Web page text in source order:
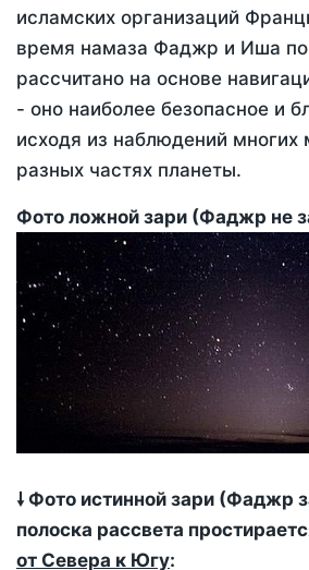
исламских организаций
время намаза Фаджр и Иша по
рассчитано на основе
- оно наиболее безопасное и
исходя из наблюдений многих
разных частях планеты.
Фото ложной зари (Фаджр не
🠗 Фото истинной зари (Фаджр
полоска рассвета
от Севера к Югу: